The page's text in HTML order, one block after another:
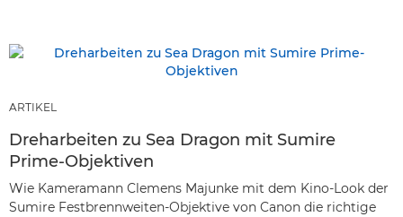
ARTIKEL
Dreharbeiten zu Sea Dragon mit Sumire
Prime-Objektiven
Wie Kameramann Clemens Majunke mit dem Kino-Look der
Sumire Festbrennweiten-Objektive von Canon die richtige